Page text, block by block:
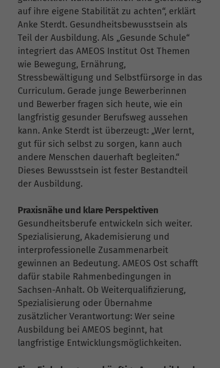
auf ihre eigene Stabilität zu achten“, erklärt
Anke Sterdt. Gesundheitsbewusstsein als
Teil der Ausbildung. Als „Gesunde Schule“
integriert das AMEOS Institut Ost Themen
wie Bewegung, Ernährung,
Stressbewältigung und Selbstfürsorge in das
Curriculum. Gerade junge Bewerberinnen
und Bewerber fragen sich heute, wie ein
langfristig gesunder Berufsweg aussehen
kann. Anke Sterdt ist überzeugt: „Wer lernt,
gut für sich selbst zu sorgen, kann auch
andere Menschen dauerhaft begleiten.“
Dieses Bewusstsein ist fester Bestandteil
der Ausbildung.
Praxisnähe und klare Perspektiven
Gesundheitsberufe entwickeln sich weiter.
Spezialisierung, Akademisierung und
interprofessionelle Zusammenarbeit
gewinnen an Bedeutung. AMEOS Ost schafft
dafür stabile Rahmenbedingungen in
Sachsen-Anhalt. Ob Weiterqualifizierung,
Spezialisierung oder Übernahme
zusätzlicher Verantwortung: Wer seine
Ausbildung bei AMEOS beginnt, hat
langfristige Entwicklungsmöglichkeiten.